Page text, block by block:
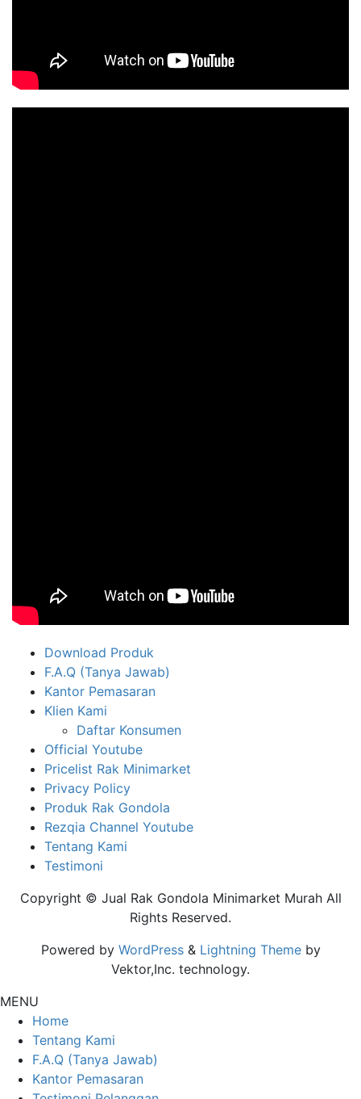
Download Produk
F.A.Q (Tanya Jawab)
Kantor Pemasaran
Klien Kami
Daftar Konsumen
Official Youtube
Pricelist Rak Minimarket
Privacy Policy
Produk Rak Gondola
Rezqia Channel Youtube
Tentang Kami
Testimoni
Copyright © Jual Rak Gondola Minimarket Murah All
Rights Reserved.
Powered by WordPress& Lightning Themeby
Vektor,Inc. technology.
MENU
Home
Tentang Kami
F.A.Q (Tanya Jawab)
Kantor Pemasaran